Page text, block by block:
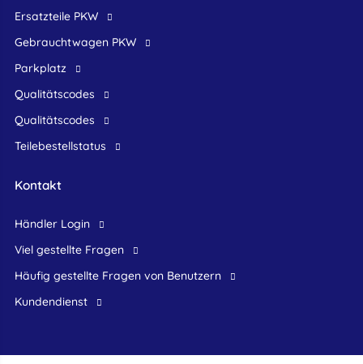
Ersatzteile PKW
Gebrauchtwagen PKW
Parkplatz
Qualitätscodes
Qualitätscodes
Teilebestellstatus
Kontakt
Händler Login
Viel gestellte Fragen
Häufig gestellte Fragen von Benutzern
Kundendienst